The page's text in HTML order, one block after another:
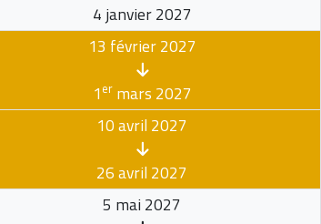
4 janvier 2027
13 février 2027
1ermars 2027
10 avril 2027
26 avril 2027
5 mai 2027